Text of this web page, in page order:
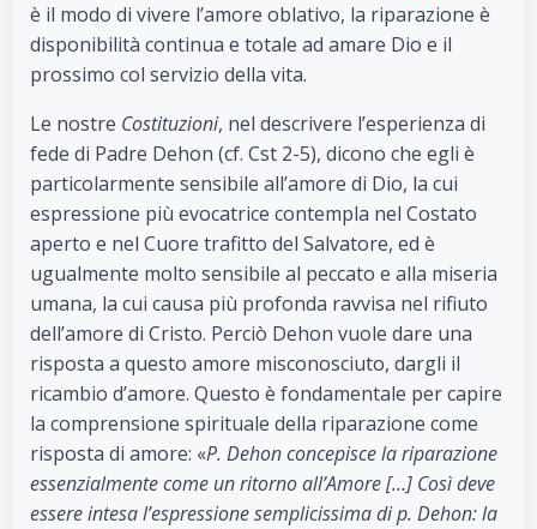
è il modo di vivere l’amore oblativo, la riparazione è
disponibilità continua e totale ad amare Dio e il
prossimo col servizio della vita.
Le nostre Costituzioni, nel descrivere l’esperienza di
fede di Padre Dehon (cf. Cst 2-5), dicono che egli è
particolarmente sensibile all’amore di Dio, la cui
espressione più evocatrice contempla nel Costato
aperto e nel Cuore trafitto del Salvatore, ed è
ugualmente molto sensibile al peccato e alla miseria
umana, la cui causa più profonda ravvisa nel rifiuto
dell’amore di Cristo. Perciò Dehon vuole dare una
risposta a questo amore misconosciuto, dargli il
ricambio d’amore. Questo è fondamentale per capire
la comprensione spirituale della riparazione come
risposta di amore: «P. Dehon concepisce la riparazione
essenzialmente come un ritorno all’Amore […] Così deve
essere intesa l’espressione semplicissima di p. Dehon: la